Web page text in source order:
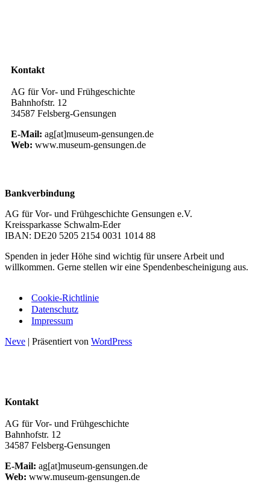
Kontakt
AG für Vor- und Frühgeschichte
Bahnhofstr. 12
34587 Felsberg-Gensungen
E‑Mail: ag[at]museum-gensungen.de
Web: www.museum-gensungen.de
Bankverbindung
AG für Vor- und Frühgeschichte Gensungen e.V.
Kreissparkasse Schwalm-Eder
IBAN: DE20 5205 2154 0031 1014 88
Spenden in jeder Höhe sind wichtig für unsere Arbeit und
willkommen. Gerne stellen wir eine Spendenbescheinigung aus.
Cookie-Richtlinie
Datenschutz
Impressum
Neve | Präsentiert von WordPress
Kontakt
AG für Vor- und Frühgeschichte
Bahnhofstr. 12
34587 Felsberg-Gensungen
E‑Mail: ag[at]museum-gensungen.de
Web: www.museum-gensungen.de